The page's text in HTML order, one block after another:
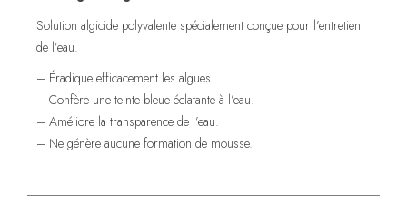
Solution algicide polyvalente spécialement conçue pour l’entretien
de l’eau.
– Éradique efficacement les algues.
– Confère une teinte bleue éclatante à l’eau.
– Améliore la transparence de l’eau.
– Ne génère aucune formation de mousse.